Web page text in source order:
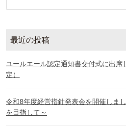
最近の投稿
ユールエール認定通知書交付式に出
定）
令和8年度経営指針発表会を開催しま
を目指して～